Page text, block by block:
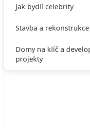
Jak bydlí celebrity
Stavba a rekonstrukce
Domy na klíč a
projekty